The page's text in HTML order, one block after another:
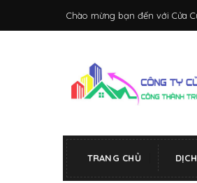
Chào mừng bạn đến với Cửa
TRANG CHỦ